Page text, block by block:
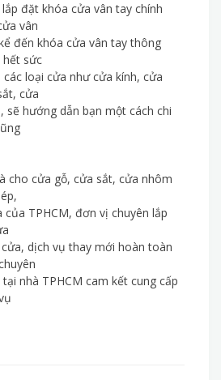
đặt khóa cửa vân tay chính
vân
đến khóa cửa vân tay thông
hết sức
loại cửa như cửa kính, cửa
cửa
sẽ hướng dẫn bạn một cách chi
cho cửa gỗ, cửa sắt, cửa nhôm
TPHCM, đơn vị chuyên lắp
dịch vụ thay mới hoàn toàn
nhà TPHCM cam kết cung cấp